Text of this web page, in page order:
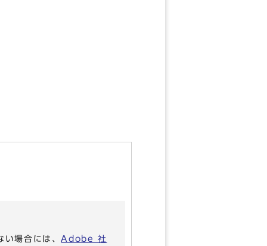
い場合には、Adobe 社